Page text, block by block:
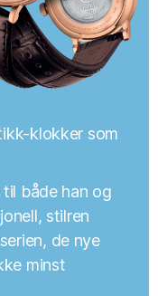
klokker som
både han og
stilren
de nye
minst